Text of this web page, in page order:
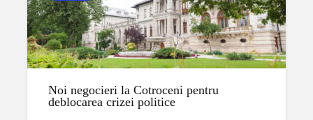
Noi negocieri la Cotroceni pentru
deblocarea crizei politice